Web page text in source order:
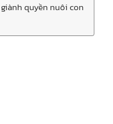
quyền nuôi con